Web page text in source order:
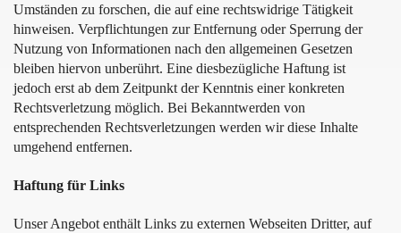
Umständen zu forschen, die auf eine rechtswidrige Tätigkeit
hinweisen. Verpflichtungen zur Entfernung oder Sperrung der
Nutzung von Informationen nach den allgemeinen Gesetzen
bleiben hiervon unberührt. Eine diesbezügliche Haftung ist
jedoch erst ab dem Zeitpunkt der Kenntnis einer konkreten
Rechtsverletzung möglich. Bei Bekanntwerden von
entsprechenden Rechtsverletzungen werden wir diese Inhalte
umgehend entfernen.
Haftung für Links
Unser Angebot enthält Links zu externen Webseiten Dritter, auf